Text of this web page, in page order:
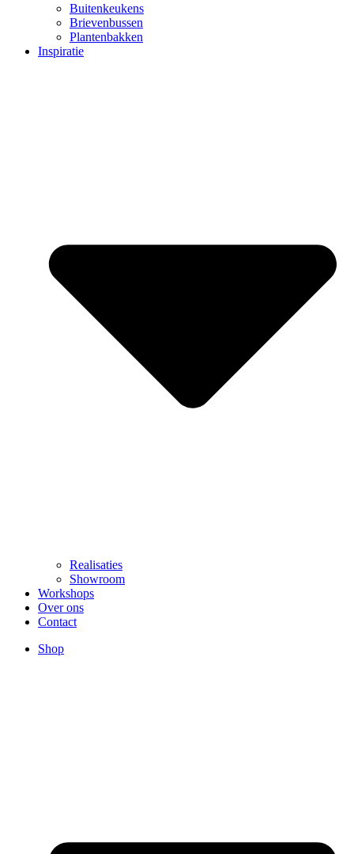
Buitenkeukens
Brievenbussen
Plantenbakken
Inspiratie
Realisaties
Showroom
Workshops
Over ons
Contact
Shop